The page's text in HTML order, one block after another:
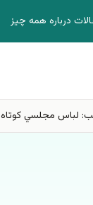
درباره همه چيز
لباس مجلسي كوتاه 93